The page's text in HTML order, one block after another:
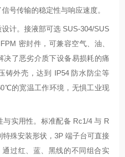
号传输的稳定性与响应速度。
计。接液部可选 SUS-304/SUS
密封件，可兼容空气、油、
决了恶劣介质下设备易损耗的痛
铸外壳，达到 IP54 防水防尘等
的宽温工作环境，无惧工业现
实用性。标准配备 Rc1/4 与 R
殊安装形状，3P 端子台可直接
过红、蓝、黑线的不同组合实